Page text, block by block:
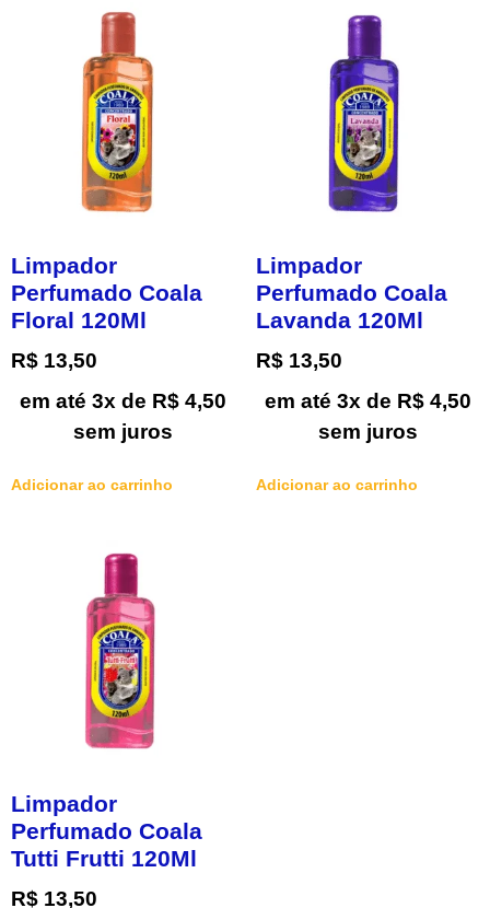
Limpador
Perfumado Coala
Floral 120Ml
R$ 13,50
em até 3x de R$4,50
sem juros
Adicionar ao carrinho
Limpador
Perfumado Coala
Lavanda 120Ml
R$ 13,50
em até 3x de R$4,50
sem juros
Adicionar ao carrinho
Limpador
Perfumado Coala
Tutti Frutti 120Ml
R$ 13,50